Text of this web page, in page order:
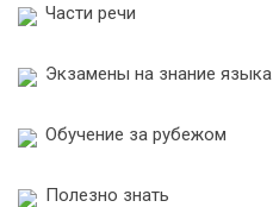
Части речи
Экзамены на знание языка
Обучение за рубежом
Полезно знать